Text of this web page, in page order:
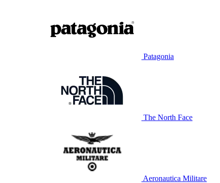
Patagonia
The North Face
Aeronautica Militare